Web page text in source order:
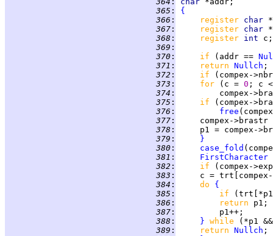
365 :
{
366 : register char
367 : register char
368 : register int
369 :
370 : if (addr ==
371 : return Nullch
372 : if
(compex-
373 : for (c = 0
374 :
compex-
375 :
if
376 :
free
377 :
compex-
378 :
p1 =
379 :
}
380 : case_fold
381 : FirstCharacter
382 : if
(compex-
383 :
c =
384 : do {
385 : if
386 : return
387 :
388 : } while
(*p1
389 : return Nullch